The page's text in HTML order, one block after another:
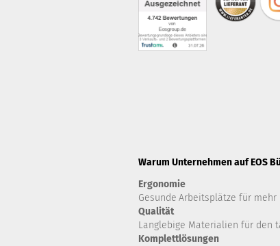
Warum Unternehmen auf EOS
Ergonomie
Gesunde Arbeitsplätze für mehr
Qualität
Langlebige Materialien für den
Komplettlösungen